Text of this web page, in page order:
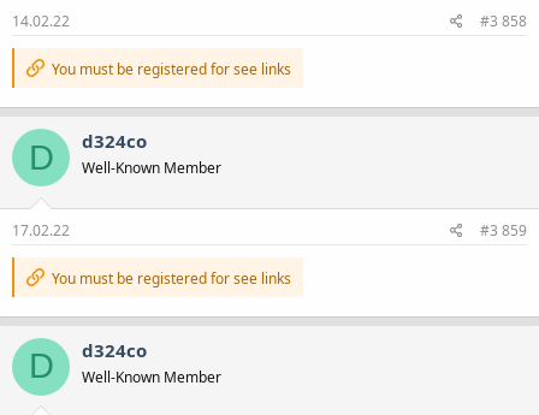
14.02.22 #3 858
You must be registered for see links
D d324co
Well-Known Member
17.02.22 #3 859
You must be registered for see links
D d324co
Well-Known Member